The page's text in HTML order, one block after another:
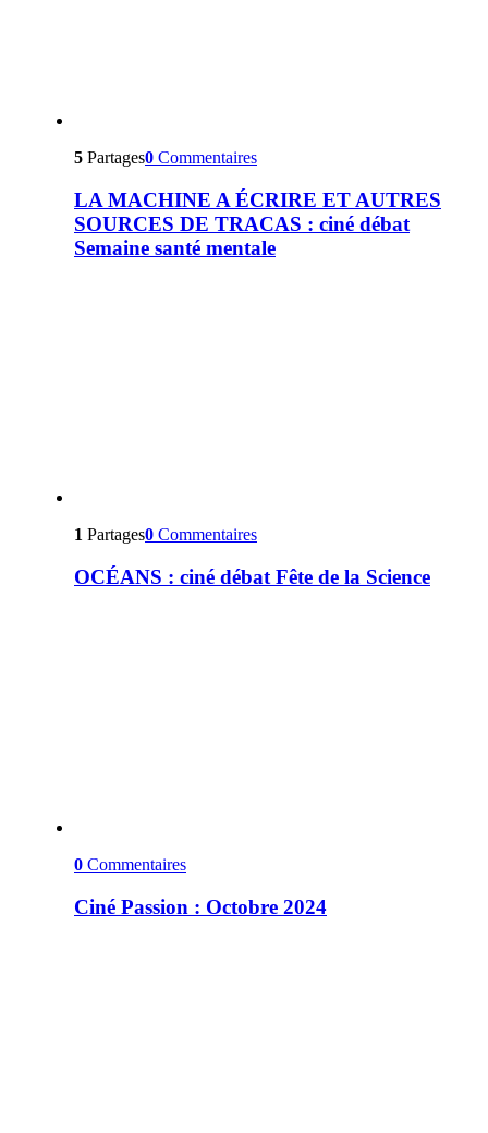
5 Partages0 Commentaires
LA MACHINE A ÉCRIRE ET AUTRES
SOURCES DE TRACAS : ciné débat
Semaine santé mentale
1 Partages0 Commentaires
OCÉANS : ciné débat Fête de la Science
0 Commentaires
Ciné Passion : Octobre 2024